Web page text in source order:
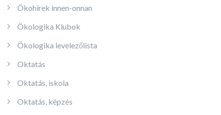
Ökohírek innen-onnan
Ökologika Klubok
Ökologika levelezőlista
Oktatás
Oktatás, iskola
Oktatás, képzés